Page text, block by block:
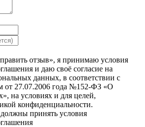
отзыв», я принимаю условия
и даю своё согласие на
данных, в соответствии с
от 27.07.2006 года №152-ФЗ «О
на условиях и для целей,
конфиденциальности.
принять условия